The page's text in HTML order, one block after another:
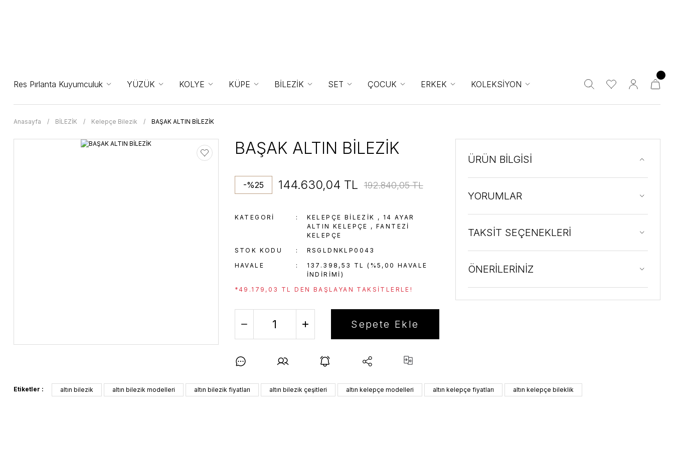
Res Pırlanta Kuyumculuk YÜZÜK KOLYE KÜPE BİLEZİK SET ÇOCUK ERKEK KOLEKSİYON
Anasayfa BİLEZİK Kelepçe Bilezik BAŞAK ALTIN BİLEZİK
BAŞAK ALTIN BİLEZİK
-%25 144.630,04 TL 192.840,05 TL
KATEGORI KELEPÇE BILEZIK , 14 AYAR
ALTIN KELEPÇE ,FANTEZI
KELEPÇE
STOK KODU
RSGLDNKLP0043
HAVALE
137.398,53 TL (%5,00 HAVALE
INDIRIMI)
*49.179,03 TL DEN BAŞLAYAN TAKSITLERLE!
Sepete Ekle
ÜRÜN BİLGİSİ
YORUMLAR
TAKSİT SEÇENEKLERİ
ÖNERİLERİNİZ
Etiketler : altın bilezik altın bilezik modelleri altın bilezik fiyatları altın bilezik çeşitleri altın kelepçe modelleri altın kelepçe fiyatları altın kelepçe bileklik